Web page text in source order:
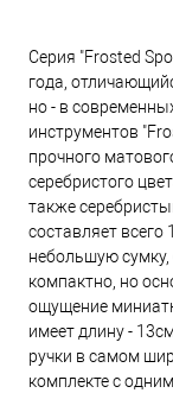
Серия "Frosted
года,
но - в
инструментов
прочного
серебристого
также
составляет всего
небольшую сумку,
компактно, но
ощущение
имеет длину -
ручки в самом
комплекте с